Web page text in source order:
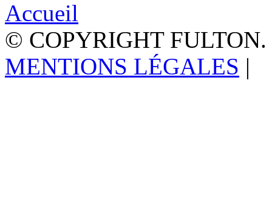
Accueil
© COPYRIGHT
MENTIONS LÉGALES |